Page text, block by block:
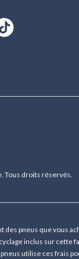
Tous droits réservés.
pneus que vous
inclus sur cette
utilise ces frais